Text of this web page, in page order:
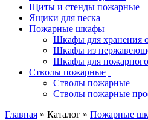
Щиты и стенды пожарные
Ящики для песка
Пожарные шкафы
Шкафы для хранения
Шкафы из
Шкафы для пожарного
Стволы пожарные
Стволы пожарные
Стволы пожарные
Главная » Каталог » Пожарные